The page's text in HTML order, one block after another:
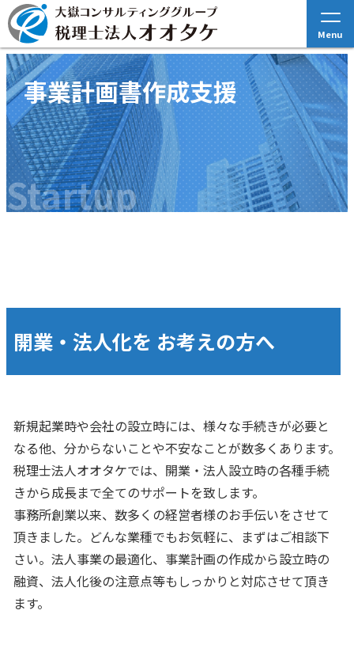
Menu
事業計画書作成支援
Startup
開業・法人化を お考えの方へ
新規起業時や会社の設立時には、様々な手続きが必要と
なる他、分からないことや不安なことが数多くあります。
税理士法人オオタケでは、開業・法人設立時の各種手続
きから成長まで全てのサポートを致します。
事務所創業以来、数多くの経営者様のお手伝いをさせて
頂きました。どんな業種でもお気軽に、まずはご相談下
さい。法人事業の最適化、事業計画の作成から設立時の
融資、法人化後の注意点等もしっかりと対応させて頂き
ます。